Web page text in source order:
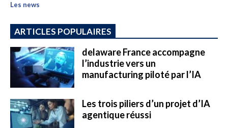
Les news
ARTICLES POPULAIRES
delaware France accompagne
l’industrie vers un
manufacturing piloté par l’IA
Les trois piliers d’un projet d’IA
agentique réussi